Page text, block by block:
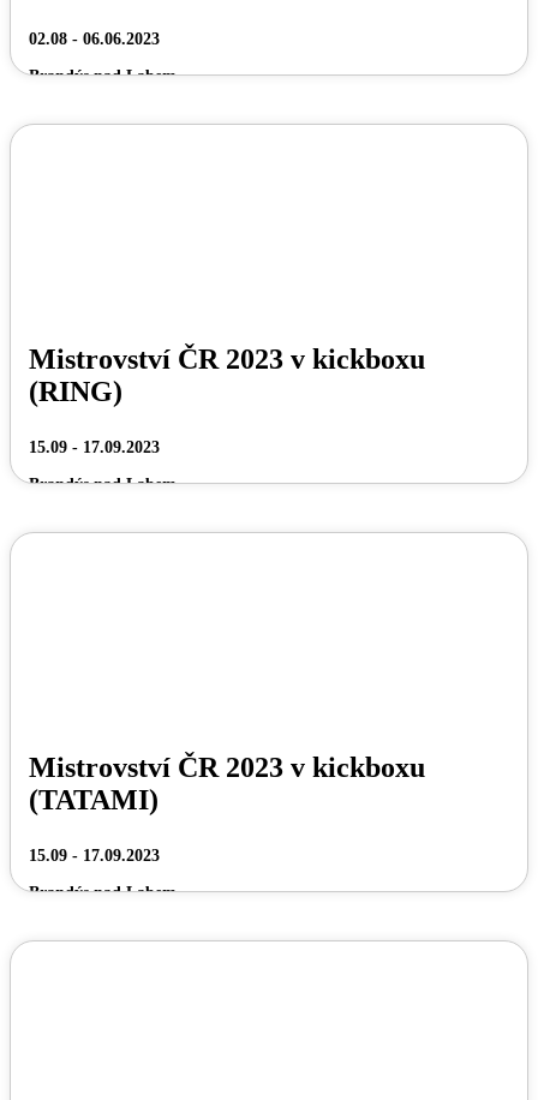
02.08 - 06.06.2023
Brandýs nad Labem
Mistrovství ČR 2023 v kickboxu
(RING)
15.09 - 17.09.2023
Brandýs nad Labem
Mistrovství ČR 2023 v kickboxu
(TATAMI)
15.09 - 17.09.2023
Brandýs nad Labem